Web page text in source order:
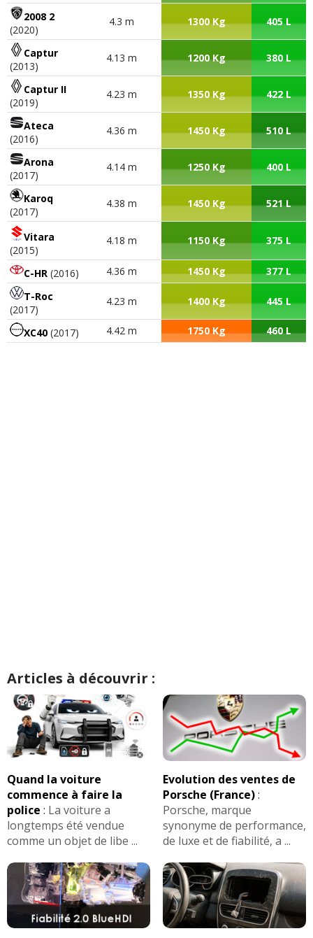
2008 2
(2020)
4.3 m 1300 Kg 405 L
Captur
(2013)
4.13 m 1200 Kg 380 L
Captur II
(2019)
4.23 m 1350 Kg 422 L
Ateca
(2016)
4.36 m 1450 Kg 510 L
Arona
(2017)
4.14 m 1250 Kg 400 L
Karoq
(2017)
4.38 m 1450 Kg 521 L
Vitara
(2015)
4.18 m 1150 Kg 375 L
C-HR (2016) 4.36 m 1450 Kg
377 L
T-Roc
(2017)
4.23 m 1400 Kg 445 L
XC40 (2017) 4.42 m 1750 Kg 460 L
Articles à découvrir :
Quand la voiture
commence à faire la
police : La voiture a
longtemps été vendue
comme un objet de libe ...
Evolution des ventes de
Porsche (France):
Porsche, marque
synonyme de performance,
de luxe et de fiabilité, a ...